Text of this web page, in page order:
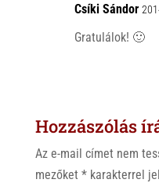
Csíki Sándor
Gratulálok! 🙂
Hozzászólás
Az e-mail címet nem
mezőket *karakterrel